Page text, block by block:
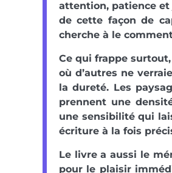
attention, patience
de cette façon de
cherche à le
Ce qui frappe
où d’autres ne
la dureté. Les
prennent une
une sensibilité qui
écriture à la fois
Le livre a aussi le
pour le plaisir